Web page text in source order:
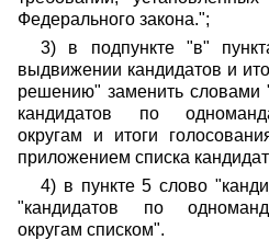
Федерального закона.";
3) в подпункте "в"
выдвижении кандидатов и
решению" заменить
кандидатов по
округам и итоги
приложением списка
4) в пункте 5 слово
"кандидатов по
округам списком".